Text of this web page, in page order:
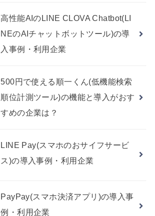
高性能AIのLINE CLOVA Chatbot(LI
NEのAIチャットボットツール)の導
入事例・利用企業
500円で使える順一くん(低機能検索
順位計測ツール)の機能と導入がおす
すめの企業は？
LINE Pay(スマホのおサイフサービ
ス)の導入事例・利用企業
PayPay(スマホ決済アプリ)の導入事
例・利用企業